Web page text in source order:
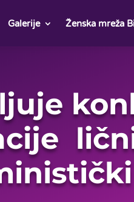
Galerije Ženska mreža